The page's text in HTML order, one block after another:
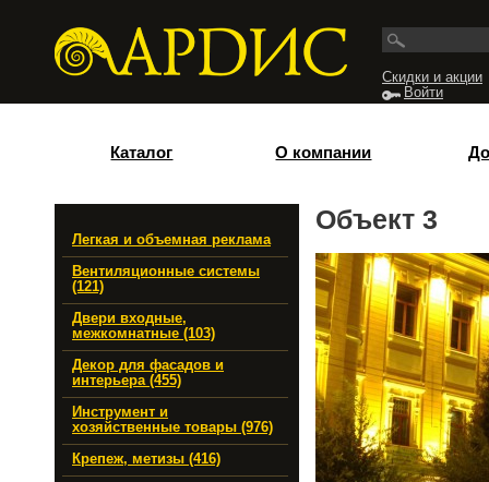
Скидки и акции
Войти
Каталог О компании
Легкая и объемная реклама
Вентиляционные системы
(121)
Двери входные,
межкомнатные (103)
Декор для фасадов и
интерьера (455)
Инструмент и
хозяйственные товары (976)
Крепеж, метизы (416)
Объект 3